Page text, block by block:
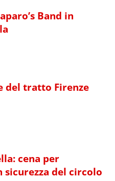
Band in
del tratto Firenze
cena per
sicurezza del circolo